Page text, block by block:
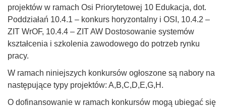
projektów w ramach Osi Priorytetowej 10 Edukacja, dot.
Poddziałań 10.4.1 – konkurs horyzontalny i OSI, 10.4.2 –
ZIT WrOF, 10.4.4 – ZIT AW Dostosowanie systemów
kształcenia i szkolenia zawodowego do potrzeb rynku
pracy.
W ramach niniejszych konkursów ogłoszone są nabory na
następujące typy projektów: A,B,C,D,E,G,H.
O dofinansowanie w ramach konkursów mogą ubiegać się